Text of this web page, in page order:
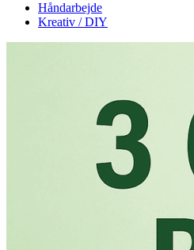
Håndarbejde
Kreativ / DIY